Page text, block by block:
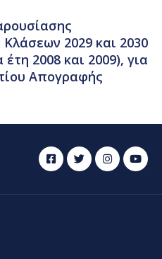
2029 και 2030
έτη 2008 και 2009), για
Απογραφής